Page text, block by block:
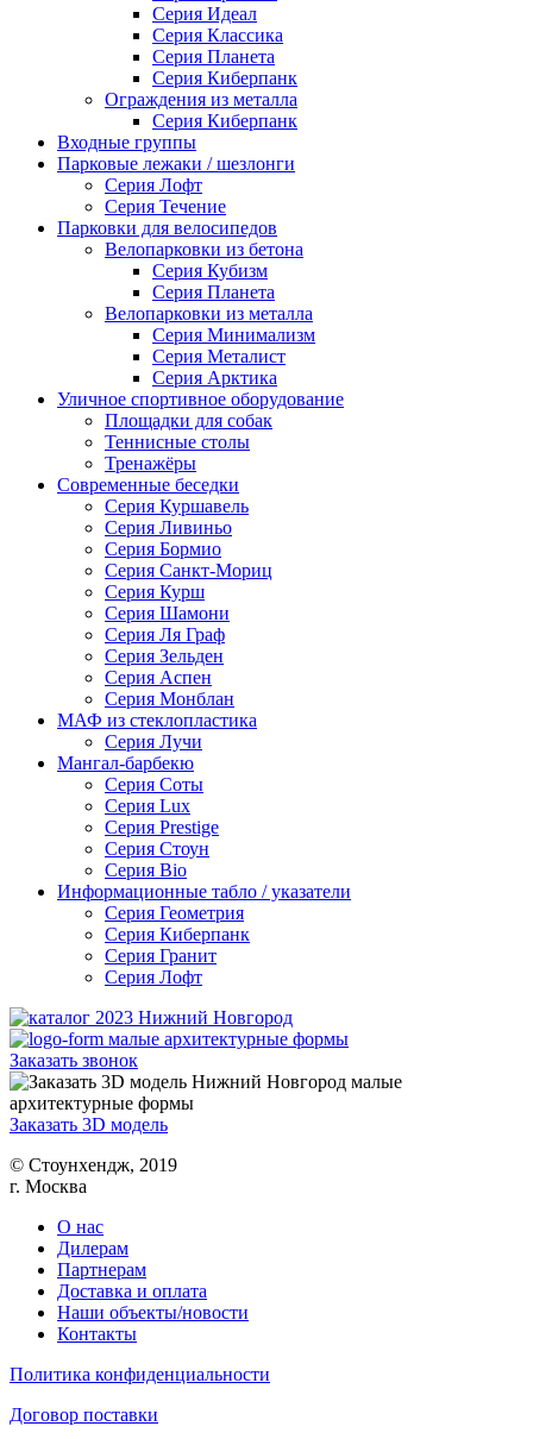
Серия Идеал
Серия Классика
Серия Планета
Серия Киберпанк
Ограждения из металла
Серия Киберпанк
Входные группы
Парковые лежаки / шезлонги
Серия Лофт
Серия Течение
Парковки для велосипедов
Велопарковки из бетона
Серия Кубизм
Серия Планета
Велопарковки из металла
Серия Минимализм
Серия Металист
Серия Арктика
Уличное спортивное оборудование
Площадки для собак
Теннисные столы
Тренажёры
Современные беседки
Серия Куршавель
Серия Ливиньо
Серия Бормио
Серия Санкт-Мориц
Серия Курш
Серия Шамони
Серия Ля Граф
Серия Зельден
Серия Аспен
Серия Монблан
МАФ из стеклопластика
Серия Лучи
Мангал-барбекю
Серия Соты
Серия Lux
Серия Prestige
Серия Стоун
Серия Bio
Информационные табло / указатели
Серия Геометрия
Серия Киберпанк
Серия Гранит
Серия Лофт
Заказать звонок
Заказать 3D модель
© Cтоунхендж, 2019
г. Москва
О нас
Дилерам
Партнерам
Доставка и оплата
Наши объекты/новости
Контакты
Политика конфиденциальности
Договор поставки